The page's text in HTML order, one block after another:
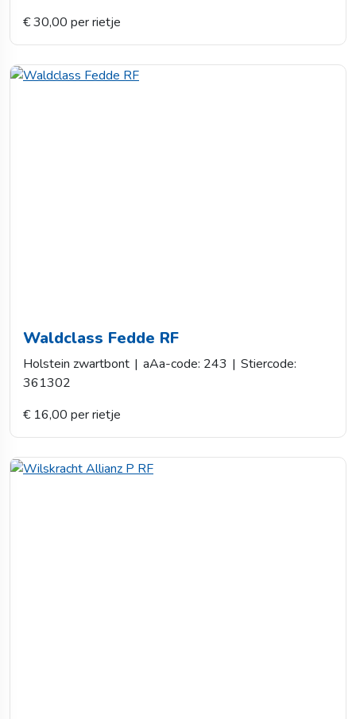
€ 30,00 per rietje
Waldclass Fedde RF
Holstein zwartbont | aAa-code: 243 | Stiercode:
361302
€ 16,00 per rietje